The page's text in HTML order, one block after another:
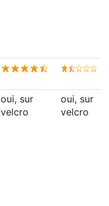
oui, sur
velcro
oui, sur
velcro